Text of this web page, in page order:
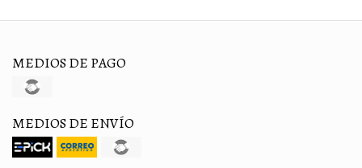
MEDIOS DE PAGO
MEDIOS DE ENVÍO